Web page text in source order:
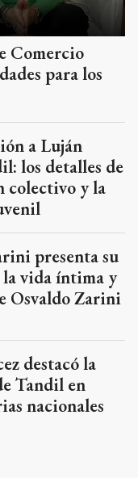
Comercio
para los
a Luján
los detalles de
colectivo y la
presenta su
vida íntima y
Osvaldo Zarini
destacó la
Tandil en
nacionales